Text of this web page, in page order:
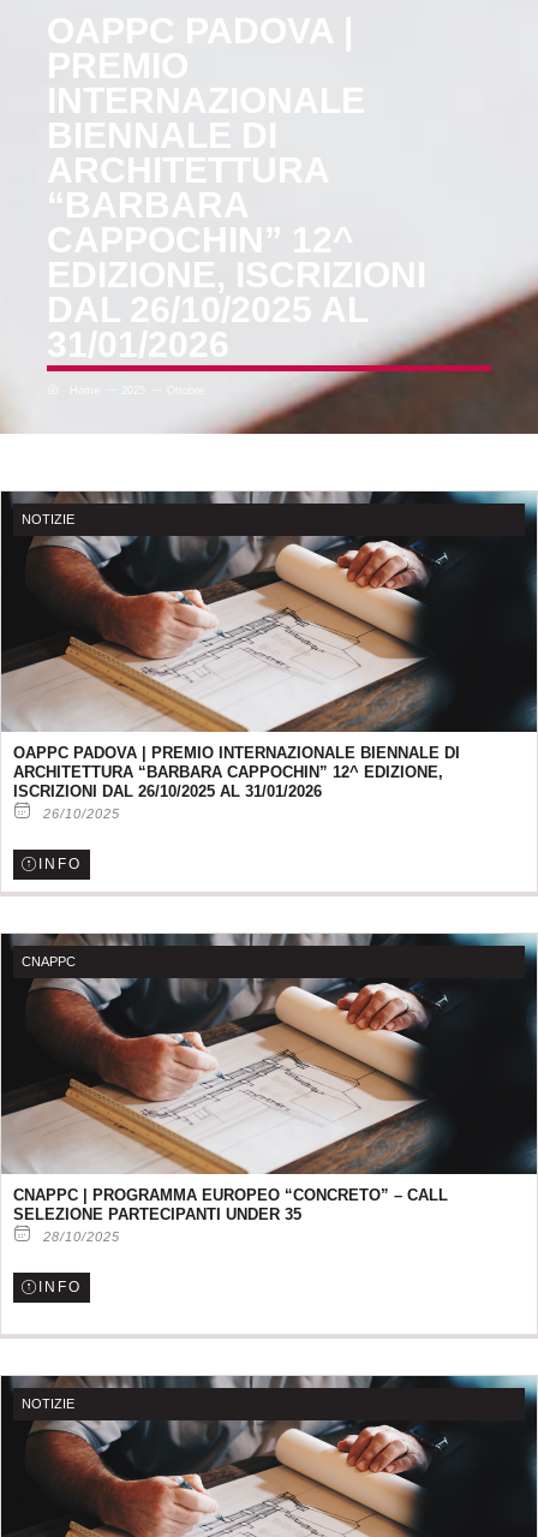
OAPPC PADOVA |
PREMIO
INTERNAZIONALE
BIENNALE DI
ARCHITETTURA
“BARBARA
CAPPOCHIN” 12^
EDIZIONE, ISCRIZIONI
DAL 26/10/2025 AL
31/01/2026
NOTIZIE
OAPPC PADOVA | PREMIO INTERNAZIONALE BIENNALE DI
ARCHITETTURA “BARBARA CAPPOCHIN” 12^ EDIZIONE,
ISCRIZIONI DAL 26/10/2025 AL 31/01/2026
26/10/2025
INFO
CNAPPC
CNAPPC | PROGRAMMA EUROPEO “CONCRETO” – CALL
SELEZIONE PARTECIPANTI UNDER 35
28/10/2025
INFO
NOTIZIE
PaginaPaginaPagina